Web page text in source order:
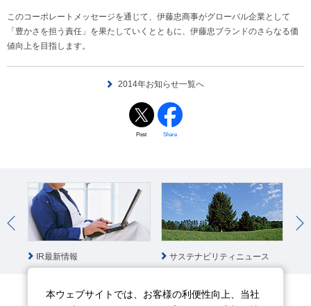
このコーポレートメッセージを通じて、伊藤忠商事がグローバル企業として
「豊かさを担う責任」を果たしていくとともに、伊藤忠ブランドのさらなる価
値向上を目指します。
2014年お知らせ一覧へ
Post Share
IR最新情報 サステナビリティニュース
本ウェブサイトでは、お客様の利便性向上、当社